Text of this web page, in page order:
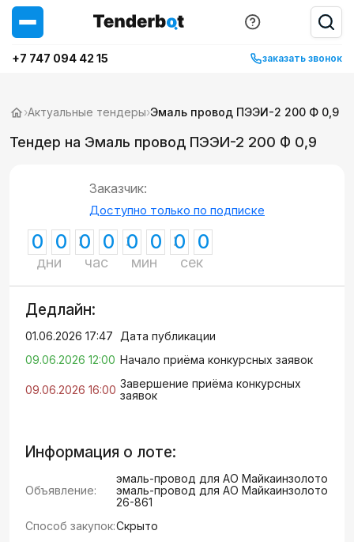
+7 747 094 42 15 заказать звонок
›Актуальные тендеры›Эмаль провод ПЭЭИ-2 200 Ф 0,9
Тендер на Эмаль провод ПЭЭИ-2 200 Ф 0,9
Заказчик:
Доступно только по подписке
0 0
дни
0 0
час
0 0
мин
0 0
сек
Дедлайн:
01.06.2026 17:47
Дата публикации
09.06.2026 12:00 Начало приёма конкурсных заявок
09.06.2026 16:00 Завершение приёма конкурсных
заявок
Информация о лоте:
Объявление:
эмаль-провод для АО Майкаинзолото
эмаль-провод для АО Майкаинзолото
26-861
Способ закупок:Скрыто